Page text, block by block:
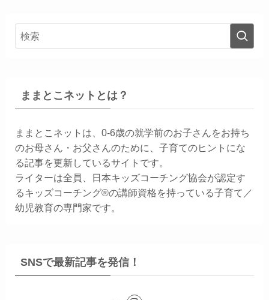
ままとこネットとは？
ままとこネットは、0-6歳の就学前のお子さんをお持ち
のお母さん・お父さんのために、子育てのヒントにな
る記事を更新しているサイトです。
ライターは全員、日本キッズコーチング協会が認定す
るキッズコーチング®の講師資格を持っている子育て／
幼児教育の専門家です。
SNSで最新記事を発信！